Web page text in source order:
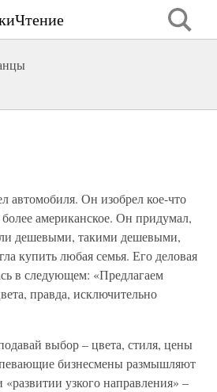
автомобиля. Он изобрел кое-что
американское. Он придумал,
дешевыми, такими дешевыми,
купить любая семья. Его деловая
в следующем: «Предлагаем
правда, исключительно
выбор – цвета, стиля, цены
бизнесмены размышляют
узкого направления» –